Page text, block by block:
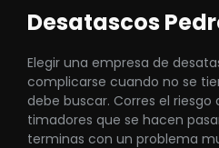
Desatascos
Elegir una empresa de
complicarse cuando no se
debe buscar. Corres el
timadores que se hacen
terminas con un problema